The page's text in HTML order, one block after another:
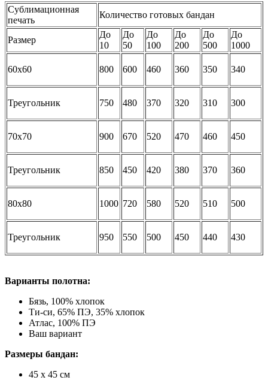
Сублимационная
печать
Количество готовых бандан
Размер
До
10
До
50
До
100
До
200
До
500
До
1000
60х60 800 600 460 360 350 340
Треугольник 750 480 370 320 310 300
70х70 900 670 520 470 460 450
Треугольник 850 450 420 380 370 360
80х80 1000 720 580 520 510 500
Треугольник 950 550 500 450 440 430
Варианты полотна:
Бязь, 100% хлопок
Ти-си, 65% ПЭ, 35% хлопок
Атлас, 100% ПЭ
Ваш вариант
Размеры бандан:
45 х 45 см